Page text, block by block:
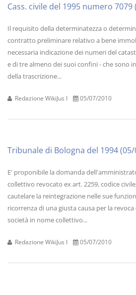
Cass. civile del 1995 numero 7079
Il requisito della determinatezza o
contratto preliminare relativo a bene
necessaria indicazione dei numeri del
e di tre almeno dei suoi confini - che sono
della trascrizione...
Redazione WikiJus I 05/07/2010
Tribunale di Bologna del 1994
E' proponibile la domanda
collettivo revocato ex art. 2259, codice
cautelare la reintegrazione nelle sue
ricorrenza di una giusta causa per la
società in nome collettivo...
Redazione WikiJus I 05/07/2010